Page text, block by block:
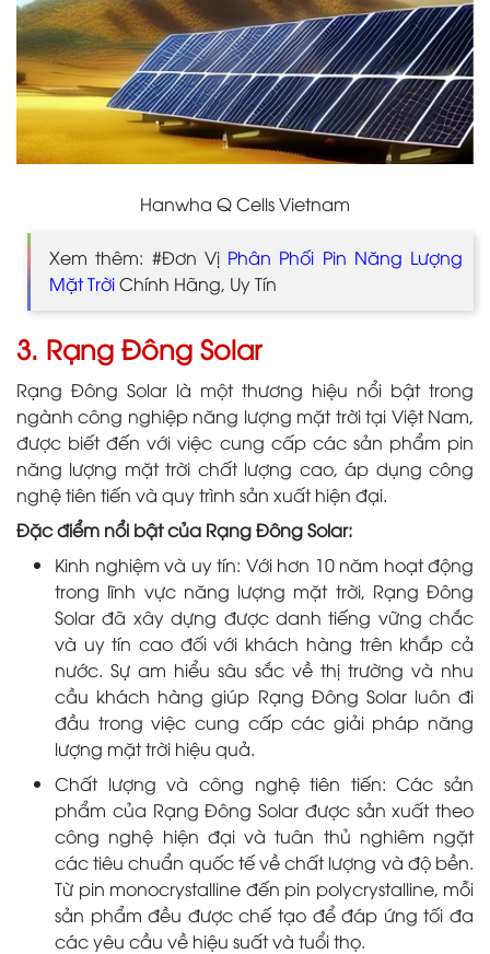
Hanwha Q Cells Vietnam
Xem thêm: #Đơn Vị Phân Phối Pin Năng Lượng
Mặt TrờiChính Hãng, Uy Tín
3. Rạng Đông Solar
Rạng Đông Solar là một thương hiệu nổi bật trong
ngành công nghiệp năng lượng mặt trời tại Việt Nam,
được biết đến với việc cung cấp các sản phẩm pin
năng lượng mặt trời chất lượng cao, áp dụng công
nghệ tiên tiến và quy trình sản xuất hiện đại.
Đặc điểm nổi bật của Rạng Đông Solar:
Kinh nghiệm và uy tín: Với hơn 10 năm hoạt động
trong lĩnh vực năng lượng mặt trời, Rạng Đông
Solar đã xây dựng được danh tiếng vững chắc
và uy tín cao đối với khách hàng trên khắp cả
nước. Sự am hiểu sâu sắc về thị trường và nhu
cầu khách hàng giúp Rạng Đông Solar luôn đi
đầu trong việc cung cấp các giải pháp năng
lượng mặt trời hiệu quả.
Chất lượng và công nghệ tiên tiến: Các sản
phẩm của Rạng Đông Solar được sản xuất theo
công nghệ hiện đại và tuân thủ nghiêm ngặt
các tiêu chuẩn quốc tế về chất lượng và độ bền.
Từ pin monocrystalline đến pin polycrystalline, mỗi
sản phẩm đều được chế tạo để đáp ứng tối đa
các yêu cầu về hiệu suất và tuổi thọ.